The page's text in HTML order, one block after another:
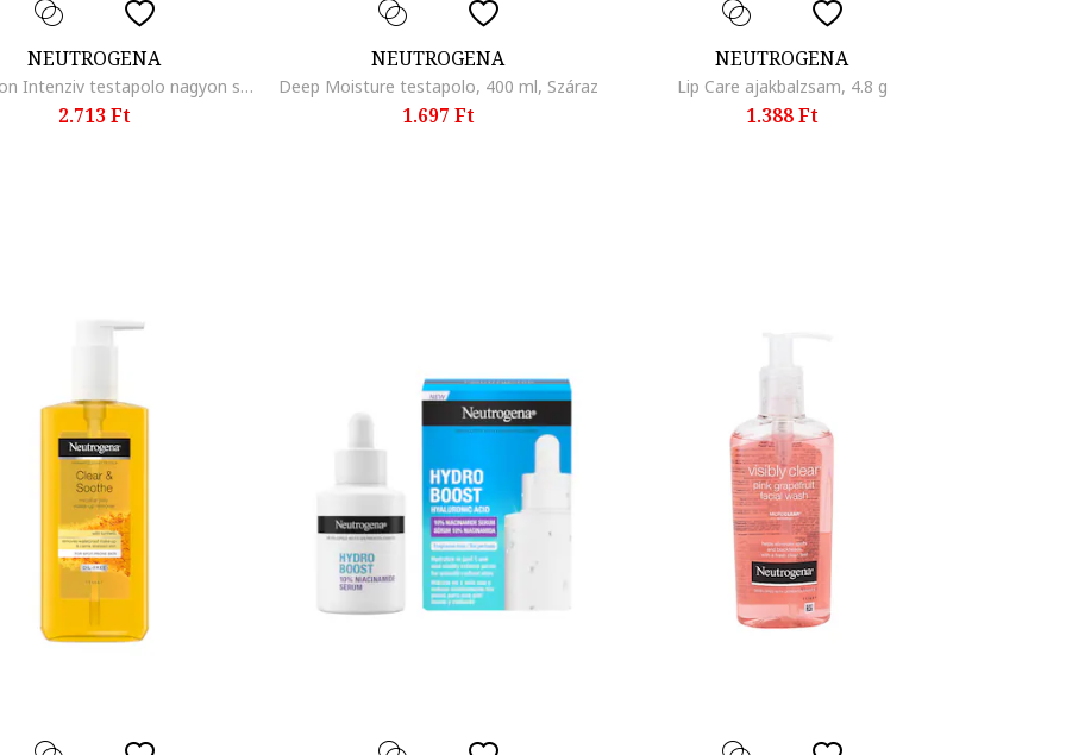
NEUTROGENA
Reparation Intenziv testapolo nagyon szaraz borre, 250 ml, 250 ml
2.713 Ft
NEUTROGENA
Deep Moisture testapolo, 400 ml, Száraz
1.697 Ft
NEUTROGENA
Lip Care ajakbalzsam, 4.8 g
1.388 Ft